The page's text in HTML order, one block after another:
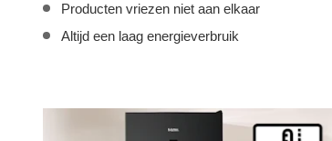
Producten vriezen niet aan elkaar
Altijd een laag energieverbruik